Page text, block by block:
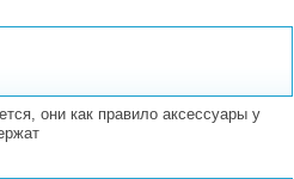
они как правило аксессуары у